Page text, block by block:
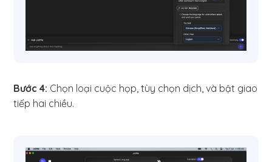
Bước 4: Chọn loại cuộc họp, tùy chọn dịch, và bật giao
tiếp hai chiều.